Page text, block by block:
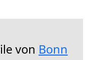
von Bonn